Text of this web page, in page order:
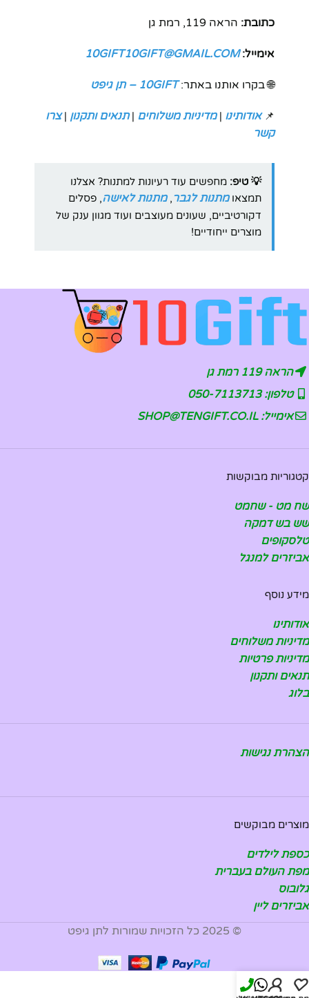
כתובת: הראה 119, רמת גן
אימייל: 10GIFT10GIFT@GMAIL.COM
🌐 בקרו אותנו באתר:10GIFT – תן גיפט
📌אודותינו |מדיניות משלוחים |תנאים ותקנון |צרו
קשר
💡 טיפ: מחפשים עוד רעיונות למתנות? אצלנו
תמצאומתנות לגבר,מתנות לאישה, פסלים
דקורטיביים, שעונים מעוצבים ועוד מגוון ענק של
מוצרים ייחודיים!
הראה 119 רמת גן
טלפון: 050-7113713
אימייל: SHOP@TENGIFT.CO.IL
קטגוריות מבוקשות
שח מט - שחמט
שש בש דמקה
טלסקופים
אביזרים למנגל
מידע נוסף
אודותינו
מדיניות משלוחים
מדיניות פרטיות
תנאים ותקנון
בלוג
הצהרת נגישות
מוצרים מבוקשים
כספת לילדים
מפת העולם בעברית
גלובוס
אביזרים ליין
© 2025 כל הזכויות שמורות לתן גיפט